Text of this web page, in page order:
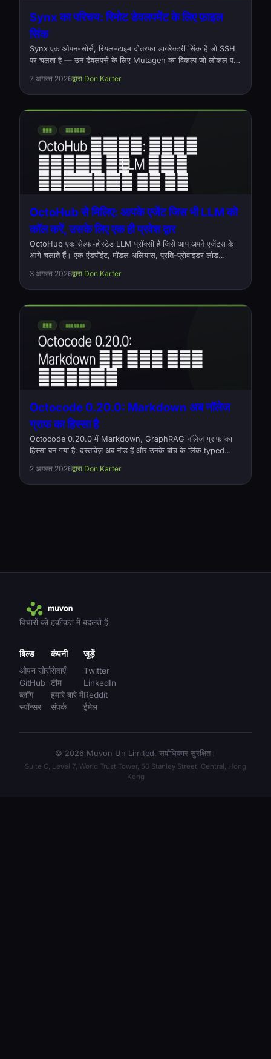
Synx का परिचय: रिमोट डेवलपमेंट के लिए फ़ाइल
सिंक
Synx एक ओपन-सोर्स, रियल-टाइम दोतरफ़ा डायरेक्टरी सिंक है जो SSH
पर चलता है — उन डेवलपर्स के लिए Mutagen का विकल्प जो लोकल पर
गया, एक कमांड, कोई डेमन नहीं।
7 अगस्त 2026द्वारा Don Karter
OctoHub से मिलिए: आपके एजेंट जिस भी LLM को
कॉल करें, उसके लिए एक ही प्रवेश द्वार
OctoHub एक सेल्फ-होस्टेड LLM प्रॉक्सी है जिसे आप अपने एजेंट्स के
आगे चलाते हैं। एक एंडपॉइंट, मॉडल अलियास, प्रति-प्रोवाइडर लोड
हुआ। ओपन सोर्स, Rust, Apache-2.0.
3 अगस्त 2026द्वारा Don Karter
Octocode 0.20.0: Markdown अब नॉलेज
ग्राफ का हिस्सा है
Octocode 0.20.0 में Markdown, GraphRAG नॉलेज ग्राफ का
हिस्सा बन गया है: दस्तावेज़ अब नोड हैं और उनके बीच के लिंक typed
बताए गायब होने वाली relationships का सुधार भी है, और उन्हें लोड करने
में अब आधी मेमोरी लगती है। ओपन सोर्स, Apache-2.0।
2 अगस्त 2026द्वारा Don Karter
विचारों को हकीकत में बदलते हैं
बिल्ड
ओपन सोर्स
GitHub
ब्लॉग
स्पॉन्सर
कंपनी
सेवाएँ
टीम
हमारे बारे में
संपर्क
जुड़ें
Twitter
LinkedIn
Reddit
ईमेल
© 2026 Muvon Un Limited. सर्वाधिकार सुरक्षित।
Suite C, Level 7, World Trust Tower, 50 Stanley Street, Central, Hong
Kong